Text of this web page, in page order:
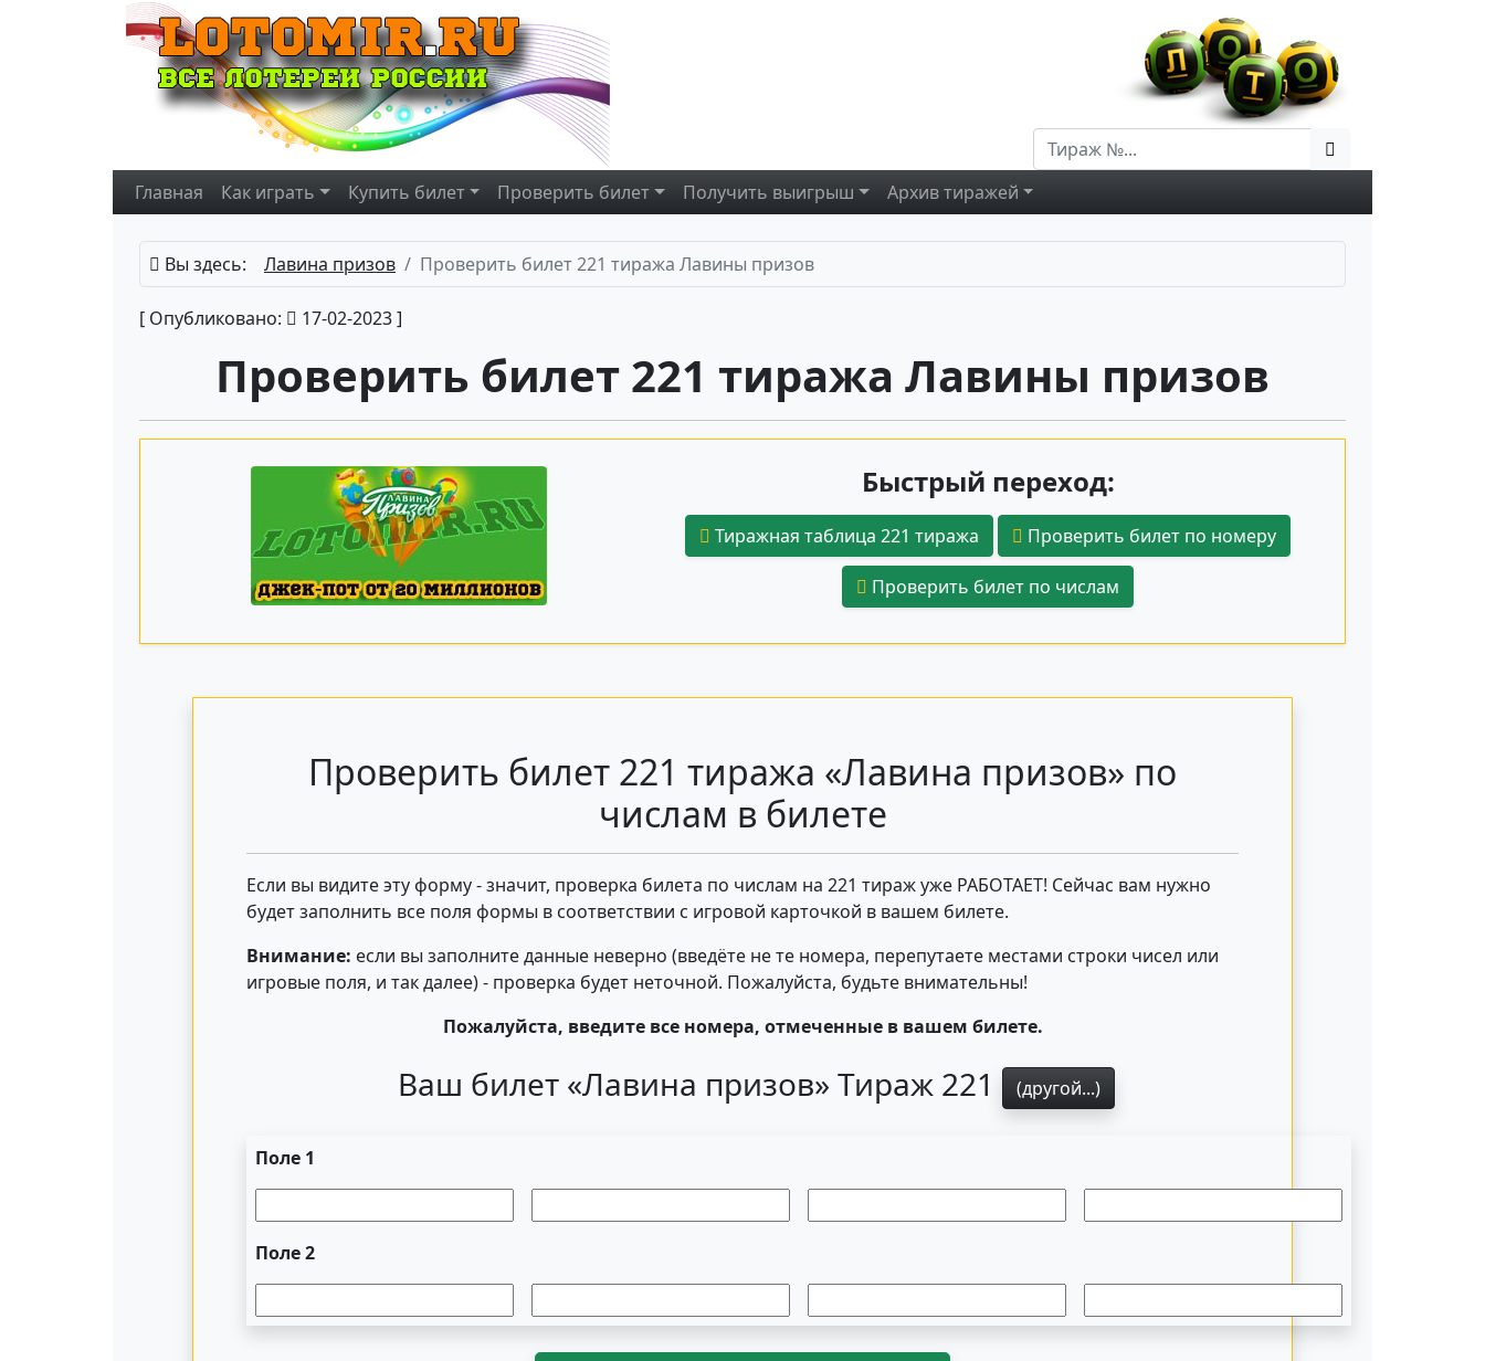
Главная Как играть Купить билет Проверить билет Получить выигрыш Архивтиражей
Вы здесь: Лавина призов Проверить билет 221 тиража Лавины призов
[ Опубликовано: 17-02-2023 ]
Проверить билет 221 тиража Лавины призов
Быстрый переход:
Тиражная таблица 221 тиража Проверить билет по номеру
Проверить билет по числам
Проверить билет 221 тиража «Лавина призов» по
числам в билете
Если вы видите эту форму - значит, проверка билета по числам на 221 тираж уже РАБОТАЕТ! Сейчас вам нужно
будет заполнить все поля формы в соответствии с игровой карточкой в вашем билете.
Внимание: если вы заполните данные неверно (введёте не те номера, перепутаете местами строки чисел или
игровые поля, и так далее) - проверка будет неточной. Пожалуйста, будьте внимательны!
Пожалуйста, введите все номера, отмеченные в вашем билете.
Ваш билет «Лавина призов» Тираж 221 (другой...)
Поле 1
Поле 2